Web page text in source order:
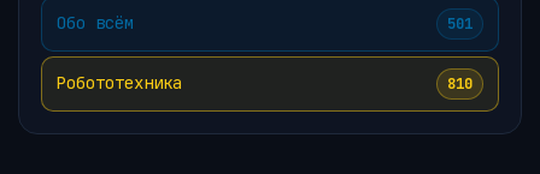
Обо всём 501
Робототехника 810